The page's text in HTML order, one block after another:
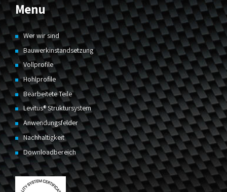
Menu
Wer wir sind
Bauwerkinstandsetzung
Vollprofile
Hohlprofile
Bearbeitete Teile
Levitus® Struktursystem
Anwendungsfelder
Nachhaltigkeit
Downloadbereich